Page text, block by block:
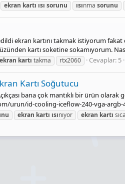
ekran kartı ısı sorunu ısınma sorunu
ekran kartını takmak istiyorum
kartı soketine sokamıyorum.
ekran kartı takma rtx2060 Cevaplar: 5
Kartı Soğutucu
bana çok mantıklı bir ürün
urun/id-cooling-iceflow-240-vga-
ekran kartı ısınıyor ekran kartı